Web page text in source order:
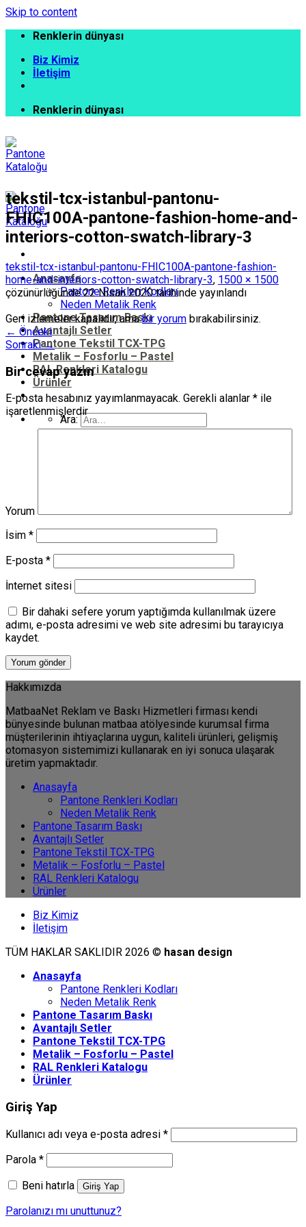
Skip to content
Renklerin dünyası
Biz Kimiz
İletişim
Renklerin dünyası
Anasayfa
Pantone Renkleri Kodları
Neden Metalik Renk
Pantone Tasarım Baskı
Avantajlı Setler
Pantone Tekstil TCX-TPG
Metalik – Fosforlu – Pastel
RAL Renkleri Katalogu
Ürünler
Ara:
tekstil-tcx-istanbul-pantonu-
FHIC100A-pantone-fashion-home-and-
interiors-cotton-swatch-library-3
tekstil-tcx-istanbul-pantonu-FHIC100A-pantone-fashion-
home-and-interiors-cotton-swatch-library-3, 1500 × 1500
çözünürlüğünde22 Nisan 2020tarihinde yayınlandı
Geri izlemeler kapalıdır, amabir yorum bırakabilirsiniz.
← Önceki
Sonraki→
Bir cevap yazın
E-posta hesabınız yayımlanmayacak. Gerekli alanlar * ile
işaretlenmişlerdir
Yorum
İsim *
E-posta *
İnternet sitesi
Bir dahaki sefere yorum yaptığımda kullanılmak üzere
adımı, e-posta adresimi ve web site adresimi bu tarayıcıya
kaydet.
Hakkımızda
MatbaaNet Reklam ve Baskı Hizmetleri firması kendi
bünyesinde bulunan matbaa atölyesinde kurumsal firma
müşterilerinin ihtiyaçlarına uygun, kaliteli ürünleri, gelişmiş
otomasyon sistemimizi kullanarak en iyi sonuca ulaşarak
üretim yapmaktadır.
Anasayfa
Pantone Renkleri Kodları
Neden Metalik Renk
Pantone Tasarım Baskı
Avantajlı Setler
Pantone Tekstil TCX-TPG
Metalik – Fosforlu – Pastel
RAL Renkleri Katalogu
Ürünler
Biz Kimiz
İletişim
TÜM HAKLAR SAKLIDIR 2026 © hasan design
Anasayfa
Pantone Renkleri Kodları
Neden Metalik Renk
Pantone Tasarım Baskı
Avantajlı Setler
Pantone Tekstil TCX-TPG
Metalik – Fosforlu – Pastel
RAL Renkleri Katalogu
Ürünler
Giriş Yap
Kullanıcı adı veya e-posta adresi *
Parola *
Beni hatırla
Giriş Yap
Parolanızı mı unuttunuz?